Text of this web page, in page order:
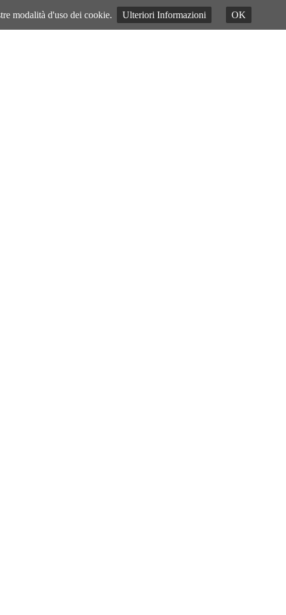
modalità d'uso dei cookie. Ulteriori Informazioni OK